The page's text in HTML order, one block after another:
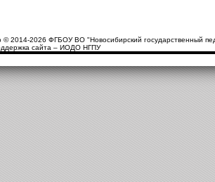
© 2014-2026 ФГБОУ ВО "Новосибирский государственный
сайта – ИОДО НГПУ